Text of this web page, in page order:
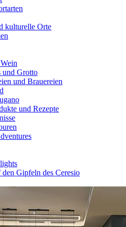
kulturelle Orte
und Grotto
und Brauereien
und Rezepte
den Gipfeln des Ceresio